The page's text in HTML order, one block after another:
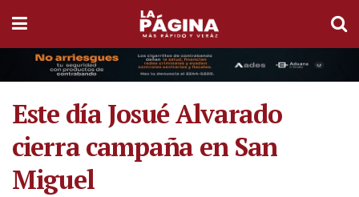
Este día Josué Alvarado
cierra campaña en San
Miguel